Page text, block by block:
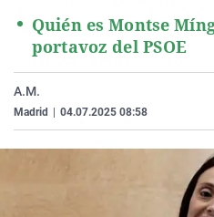
Quién es Montse
portavoz del PSOE
A.M.
Madrid 04.07.2025 08:58